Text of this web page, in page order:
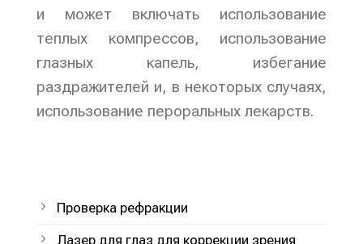
Проверка рефракции
Лазер для глаз для коррекции зрения
и может включать использование
теплых компрессов, использование
глазных капель, избегание
раздражителей и, в некоторых случаях,
использование пероральных лекарств.